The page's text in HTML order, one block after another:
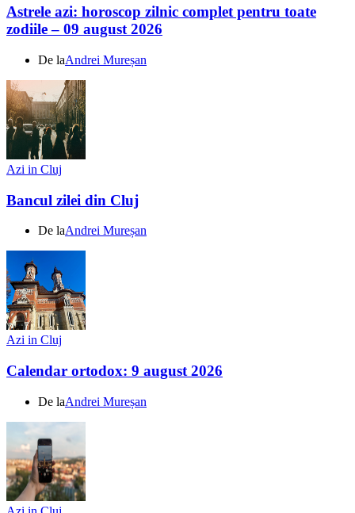
Astrele azi: horoscop zilnic complet pentru toate
zodiile – 09 august 2026
De laAndrei Mureșan
Azi in Cluj
Bancul zilei din Cluj
De laAndrei Mureșan
Azi in Cluj
Calendar ortodox: 9 august 2026
De laAndrei Mureșan